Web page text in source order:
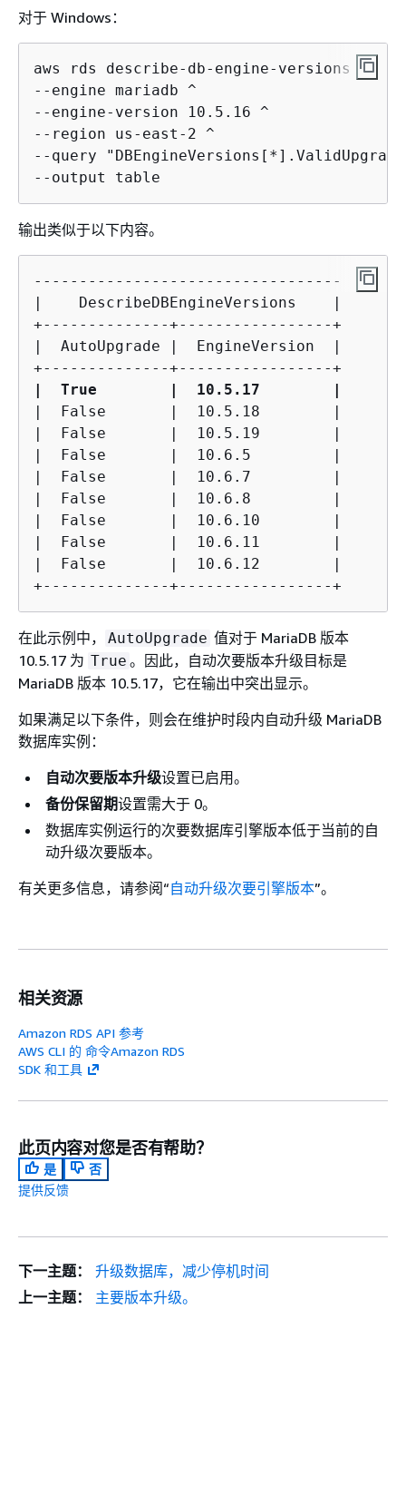
对于 Windows：
aws rds describe-db-engine-versions ^
--engine mariadb ^
--engine-version 10.5.16 ^
--region us-east-2 ^
--query
--output table
输出类似于以下内容。
----------------------------------
|    DescribeDBEngineVersions    |
+--------------+-----------------+
|  AutoUpgrade |  EngineVersion  |
|  True        |  10.5.17        |
|  False       |  10.5.18        |
|  False       |  10.5.19        |
|  False       |  10.6.5         |
|  False       |  10.6.7         |
|  False       |  10.6.8         |
|  False       |  10.6.10        |
|  False       |  10.6.11        |
|  False       |  10.6.12        |
+--------------+-----------------+
在此示例中， AutoUpgrade 值对于 MariaDB 版本
10.5.17 为 True 。因此，自动次要版本升级目标是
MariaDB 版本 10.5.17，它在输出中突出显示。
如果满足以下条件，则会在维护时段内自动升级 MariaDB
数据库实例：
自动次要版本升级设置已启用。
备份保留期设置需大于 0。
数据库实例运行的次要数据库引擎版本低于当前的自
动升级次要版本。
有关更多信息，请参阅“自动升级次要引擎版本”。
相关资源
Amazon RDS API 参考
AWS CLI 的 命令Amazon RDS
SDK 和工具
此页内容对您是否有帮助？
是
否
提供反馈
下一主题：
升级数据库，减少停机时间
上一主题：
主要版本升级。